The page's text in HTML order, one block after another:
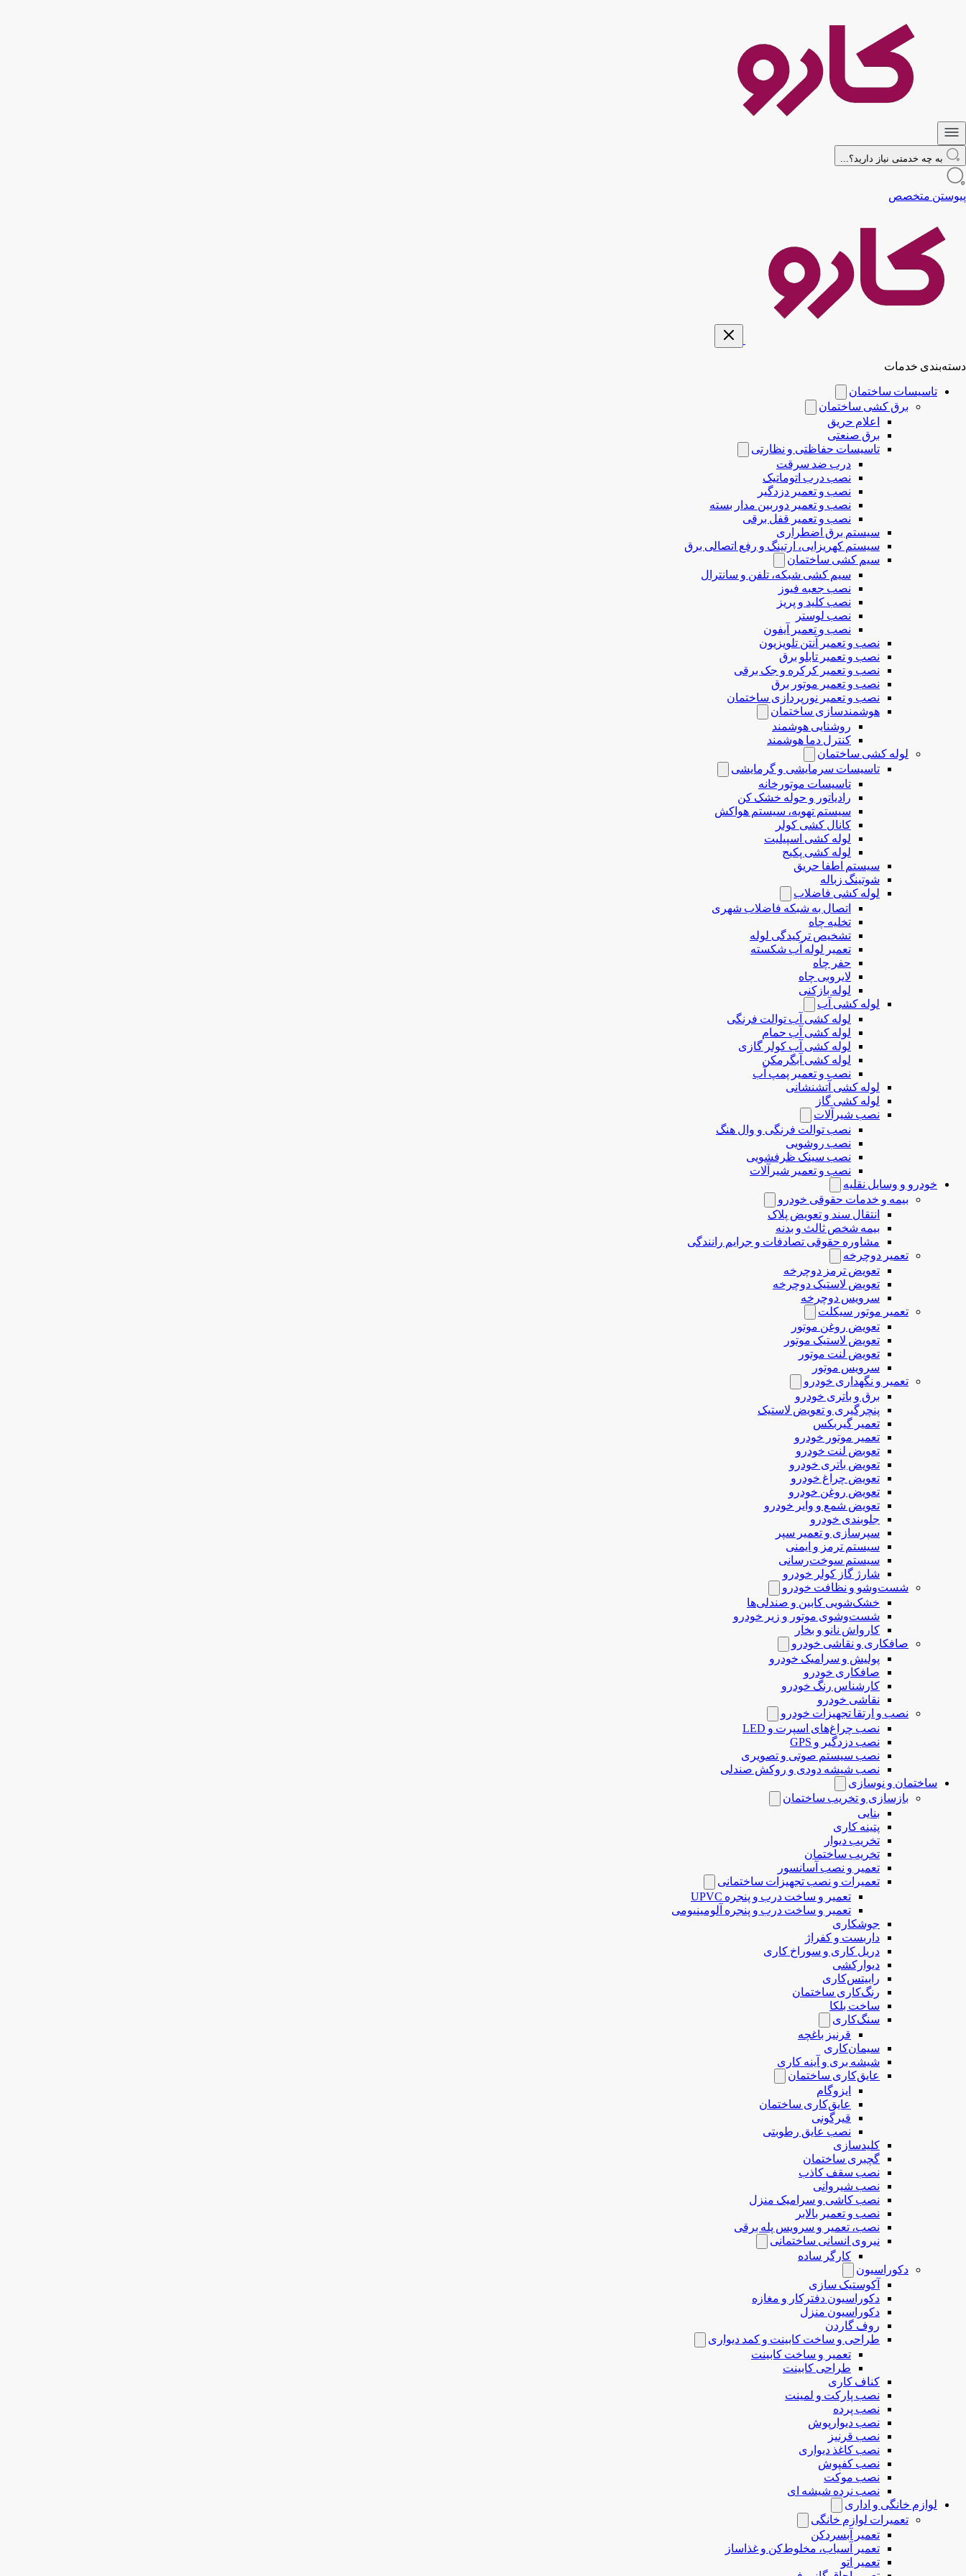
به چه خدمتی نیاز دارید؟...
پیوستن متخصص
دسته‌بندی خدمات
تاسیسات ساختمان
برق کشی ساختمان
اعلام حریق
برق صنعتی
تاسیسات حفاظتی و نظارتی
درب ضد سرقت
نصب درب‌ اتوماتیک
نصب و تعمیر دزدگیر
نصب و تعمیر دوربین مدار بسته
نصب و تعمیر قفل برقی
سیستم برق اضطراری
سیستم کهریزایی، ارتینگ و رفع اتصالی برق
سیم کشی ساختمان
سیم کشی شبکه، تلفن و سانترال
نصب جعبه فیوز
نصب کلید و پریز
نصب لوستر
نصب و تعمیر آیفون
نصب و تعمیر آنتن تلویزیون
نصب و تعمیر تابلو برق
نصب و تعمیر کرکره و جک برقی
نصب و تعمیر موتور برق
نصب و تعمیر نورپردازی ساختمان
هوشمندسازی ساختمان
روشنایی هوشمند
کنترل دما هوشمند
لوله کشی ساختمان
تاسیسات سرمایشی و گرمایشی
تاسیسات موتورخانه
رادیاتور و حوله خشک کن
سیستم تهویه، سیستم هواکش
کانال کشی کولر
لوله کشی اسپیلیت
لوله کشی پکیج
سیستم اطفا حریق
شوتینگ زباله
لوله كشی فاضلاب
اتصال به شبکه فاضلاب شهری
تخلیه چاه
تشخیص ترکیدگی لوله
تعمیر لوله آب شکسته
حفر چاه
لایروبی چاه
لوله بازکنی
لوله کشی آب
لوله کشی آب توالت فرنگی
لوله کشی آب حمام
لوله کشی آب کولر گازی
لوله کشی آبگرمکن
نصب و تعمیر پمپ آب
لوله کشی آتشنشانی
لوله کشی گاز
نصب شیرآلات
نصب توالت فرنگی و وال هنگ
نصب روشویی
نصب سینک ظرفشویی
نصب و تعمیر شیرآلات
خودرو و وسایل نقلیه
بیمه و خدمات حقوقی خودرو
انتقال سند و تعویض پلاک
بیمه شخص ثالث و بدنه
مشاوره حقوقی تصادفات و جرایم رانندگی
تعمیر دوچرخه
تعویض ترمز دوچرخه
تعویض لاستیک دوچرخه
سرویس دوچرخه
تعمیر موتور سیکلت
تعویض روغن موتور
تعویض لاستیک موتور
تعویض لنت موتور
سرویس موتور
تعمیر و نگهداری خودرو
برق و باتری خودرو
پنچرگیری و تعویض لاستیک
تعمیر گیربکس
تعمیر موتور خودرو
تعوبض لنت خودرو
تعویض باتری خودرو
تعویض چراغ خودرو
تعویض روغن خودرو
تعویض شمع و وایر خودرو
جلوبندی خودرو
سپرسازی و تعمیر سپر
سیستم ترمز و ایمنی
سیستم سوخت‌رسانی
شارژ گاز کولر خودرو
شست‌وشو و نظافت خودرو
خشک‌شویی کابین و صندلی‌ها
شست‌وشوی موتور و زیر خودرو
کارواش نانو و بخار
صافکاری و نقاشی خودرو
پولیش و سرامیک خودرو
صافکاری خودرو
کارشناس رنگ خودرو
نقاشی خودرو
نصب و ارتقا تجهیزات خودرو
نصب چراغ‌های اسپرت و LED
نصب دزدگیر و GPS
نصب سیستم صوتی و تصویری
نصب شیشه دودی و روکش صندلی
ساختمان و نوسازی
بازسازی و تخریب ساختمان
بنایی
پتینه کاری
تخریب دیوار
تخریب ساختمان
تعمیر و نصب آسانسور
تعمیرات و نصب تجهیزات ساختمانی
تعمیر و ساخت درب و پنجره UPVC
تعمیر و ساخت درب و پنجره آلومینیومی
جوشکاری
داربست و کفراژ
دریل کاری و سوراخ کاری
دیوارکشی
رابیتس‌کاری
رنگ‌کاری ساختمان
ساخت بلکا
سنگ‌کاری
قرنیز باغچه
سیمان‌کاری
شیشه بری و آینه کاری
عایق‌کاری ساختمان
ایزوگام
عایق‌کاری ساختمان
قیرگونی
نصب عایق رطوبتی
کلیدسازی
گچبری ساختمان
نصب سقف کاذب
نصب شیروانی
نصب کاشی و سرامیک منزل
نصب و تعمیر بالابر
نصب، تعمیر و سرویس پله برقی
نیروی انسانی ساختمانی
کارگر ساده
دکوراسیون
آکوستیک سازی
دکوراسیون دفترکار و مغازه
دکوراسیون منزل
روف گاردن
طراحی و ساخت کابینت و کمد دیواری
تعمیر و ساخت کابینت
طراحی کابینت
کناف کاری
نصب پارکت و لمینت
نصب پرده
نصب دیوارپوش
نصب قرنیز
نصب کاغذ دیواری
نصب کفپوش
نصب موکت
نصب نرده شیشه ای
لوازم خانگی و اداری
تعمیرات لوازم خانگی
تعمیر آبسردکن
تعمیر آسیاب، مخلوط‌کن و غذاساز
تعمیر اتو